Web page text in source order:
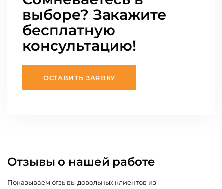
выборе? Закажите
бесплатную
консультацию!
ОСТАВИТЬ ЗАЯВКУ
Отзывы о нашей работе
Показываем отзывы довольных клиентов из